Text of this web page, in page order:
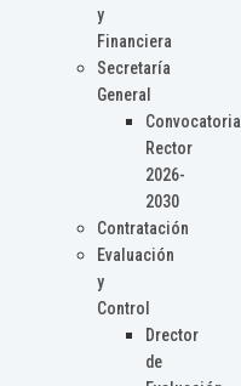
y
Financiera
Secretaría
General
Convocatoria
Rector
2026-
2030
Contratación
Evaluación
y
Control
Drector
de